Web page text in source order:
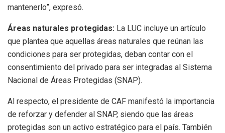
mantenerlo”, expresó.
Áreas naturales protegidas: La LUC incluye un artículo
que plantea que aquellas áreas naturales que reúnan las
condiciones para ser protegidas, deban contar con el
consentimiento del privado para ser integradas al Sistema
Nacional de Áreas Protegidas (SNAP).
Al respecto, el presidente de CAF manifestó la importancia
de reforzar y defender al SNAP, siendo que las áreas
protegidas son un activo estratégico para el país. También